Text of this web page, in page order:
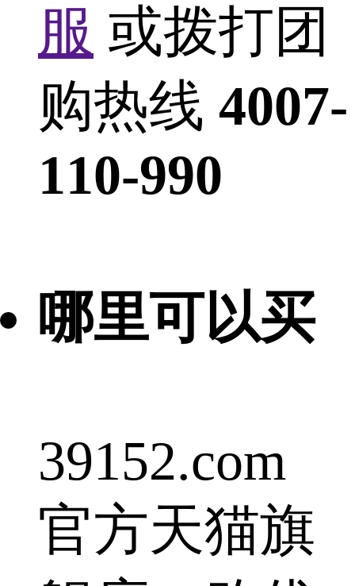
服 或拨打团
购热线 4007-
110-990
哪里可以买
39152.com
官方天猫旗